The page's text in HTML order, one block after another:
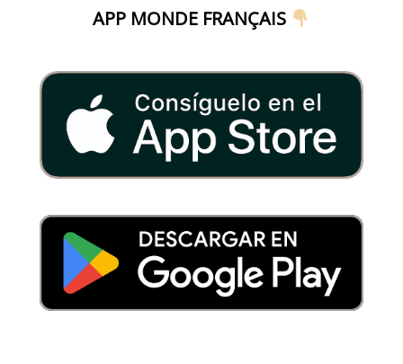
APP MONDE FRANÇAIS